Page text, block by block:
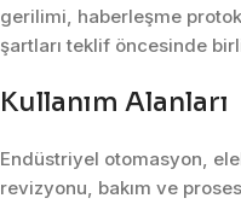
gerilimi, haberleşme
şartları teklif öncesinde
Kullanım Alanları
Endüstriyel otomasyon,
revizyonu, bakım ve